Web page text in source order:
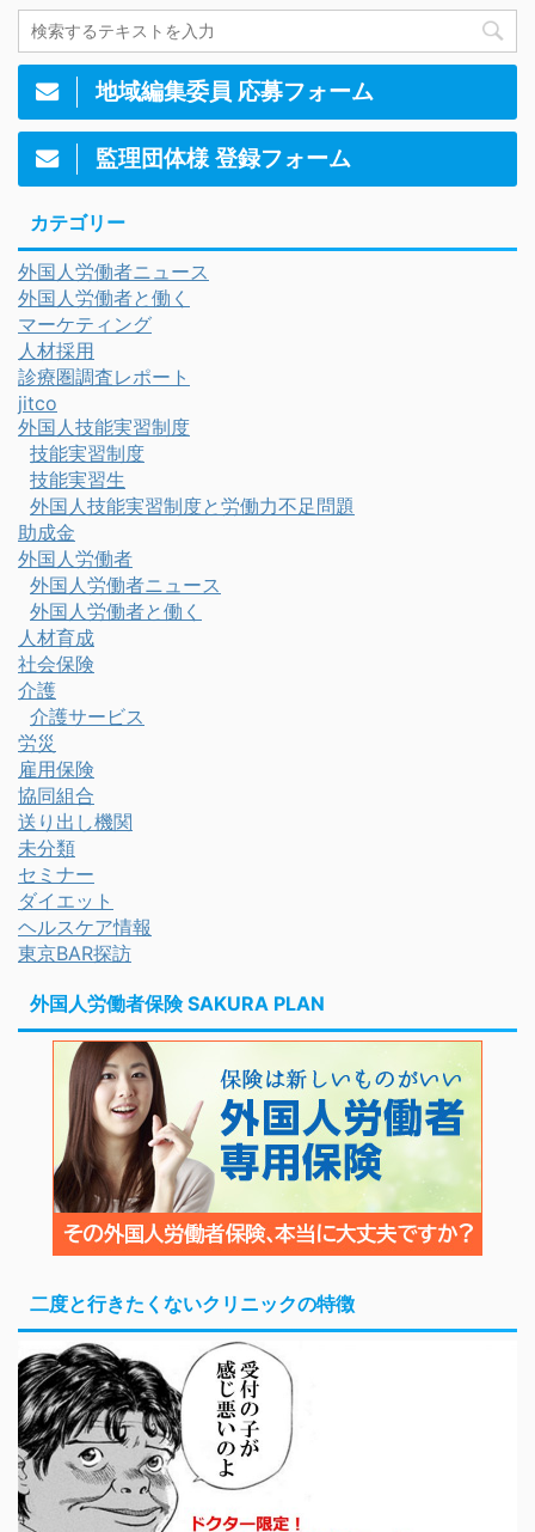
地域編集委員 応募フォーム
監理団体様 登録フォーム
カテゴリー
外国人労働者ニュース
外国人労働者と働く
マーケティング
人材採用
診療圏調査レポート
jitco
外国人技能実習制度
技能実習制度
技能実習生
外国人技能実習制度と労働力不足問題
助成金
外国人労働者
外国人労働者ニュース
外国人労働者と働く
人材育成
社会保険
介護
介護サービス
労災
雇用保険
協同組合
送り出し機関
未分類
セミナー
ダイエット
ヘルスケア情報
東京BAR探訪
外国人労働者保険 SAKURA PLAN
二度と行きたくないクリニックの特徴